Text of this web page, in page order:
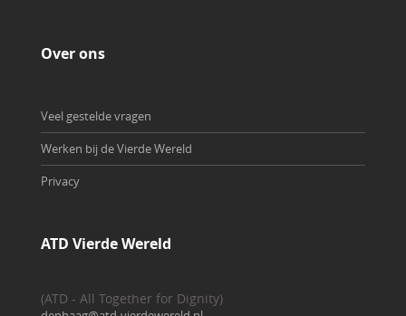
Over ons
Veel gestelde vragen
Werken bij de Vierde Wereld
Privacy
ATD Vierde Wereld
(ATD - All Together for Dignity)